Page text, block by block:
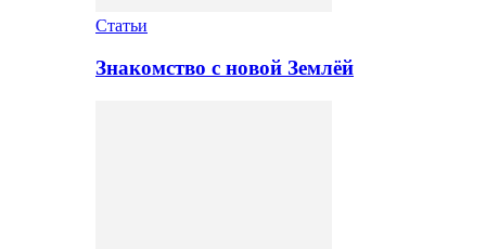
Статьи
Знакомство с новой Землёй